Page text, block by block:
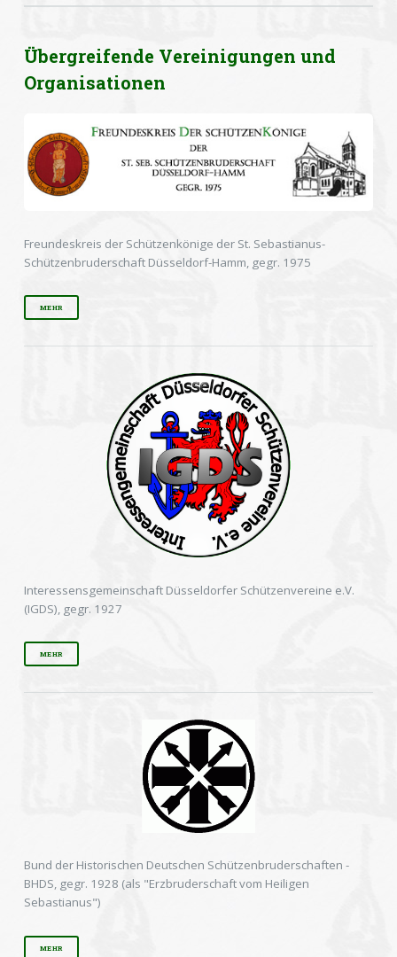
Übergreifende Vereinigungen und
Organisationen
Freundeskreis der Schützenkönige der St. Sebastianus-
Schützenbruderschaft Düsseldorf-Hamm, gegr. 1975
MEHR
Interessensgemeinschaft Düsseldorfer Schützenvereine e.V.
(IGDS), gegr. 1927
MEHR
Bund der Historischen Deutschen Schützenbruderschaften -
BHDS, gegr. 1928 (als "Erzbruderschaft vom Heiligen
Sebastianus")
MEHR